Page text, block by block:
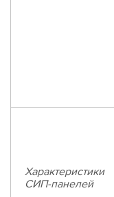
Характеристики
СИП-панелей